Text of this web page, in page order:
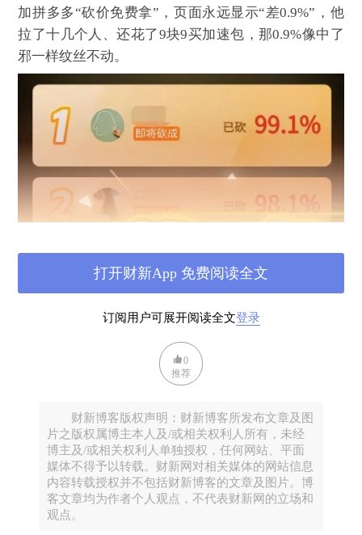
加拼多多“砍价免费拿”，页面永远显示“差0.9%”，他
拉了十几个人、还花了9块9买加速包，那0.9%像中了
邪一样纹丝不动。
订阅用户可展开阅读全文登录
打开财新App 免费阅读全文
0
推荐
财新博客版权声明：财新博客所发布文章及图
片之版权属博主本人及/或相关权利人所有，未经
博主及/或相关权利人单独授权，任何网站、平面
媒体不得予以转载。财新网对相关媒体的网站信息
内容转载授权并不包括财新博客的文章及图片。博
客文章均为作者个人观点，不代表财新网的立场和
观点。